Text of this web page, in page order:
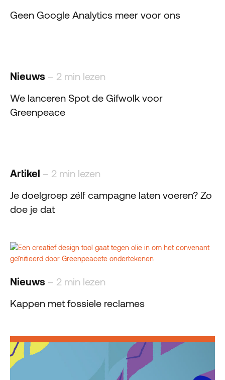
Geen Google Analytics meer voor ons
Nieuws – 2 min lezen
We lanceren Spot de Gifwolk voor
Greenpeace
Artikel – 2 min lezen
Je doelgroep zélf campagne laten voeren? Zo
doe je dat
Nieuws – 2 min lezen
Kappen met fossiele reclames